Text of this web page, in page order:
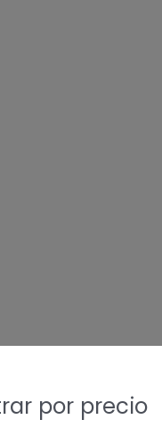
por precio